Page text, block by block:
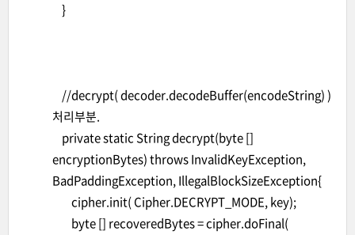
}
//decrypt( decoder.decodeBuffer(encodeString) )
처리부분.
private static String decrypt(byte []
encryptionBytes) throws InvalidKeyException,
BadPaddingException, IllegalBlockSizeException{
cipher.init( Cipher.DECRYPT_MODE, key);
byte [] recoveredBytes = cipher.doFinal(